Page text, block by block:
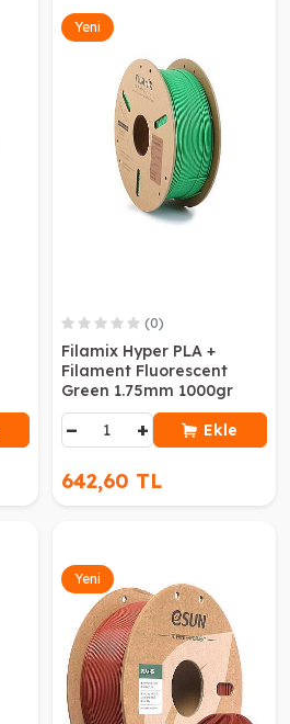
Yeni
(0)
Filamix Hyper PLA +
Filament Fluorescent
Green 1.75mm 1000gr
− + Ekle
642,60 TL
Yeni